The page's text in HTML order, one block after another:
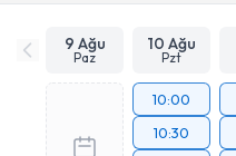
9 Ağu
Paz
10 Ağu
Pzt
10:00
10:30